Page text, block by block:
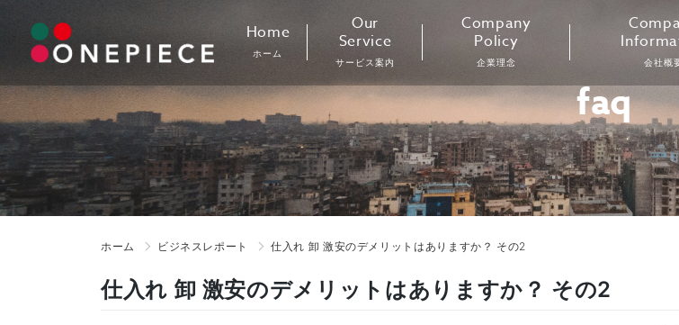
content
Home
ホーム
Our
Service
サービス案内
Company
Policy
企業理念 会社概
faq
ホーム ビジネスレポート 仕入れ 卸 激安のデメリットはありますか？ その2
仕入れ 卸 激安のデメリットはありますか？ その2